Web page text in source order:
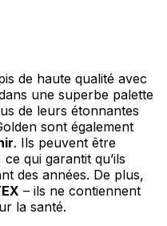
de haute qualité avec
une superbe palette
de leurs étonnantes
sont également
. Ils peuvent être
qui garantit qu’ils
des années. De plus,
– ils ne contiennent
la santé.